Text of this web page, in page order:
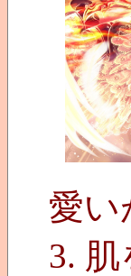
愛い
3.